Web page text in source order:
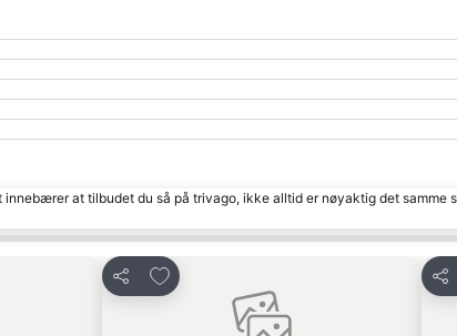
at tilbudet du så på trivago, ikke alltid er nøyaktig det samme
Del
Legg til i favoritter
Del